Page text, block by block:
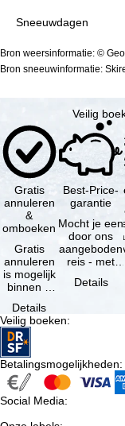
Sneeuwdagen
Bron weersinformatie: ©
Bron sneeuwinformatie:
Veilig
Gratis
annuleren
&
omboeken
Gratis
annuleren
is mogelijk
binnen 5
de
boeking,
als jouw
vakantie …
Details
Best-Price-
garantie
Mocht je een
door ons
aangeboden
reis - met
Details
als
Veilig boeken:
Betalingsmogelijkheden:
Social Media: